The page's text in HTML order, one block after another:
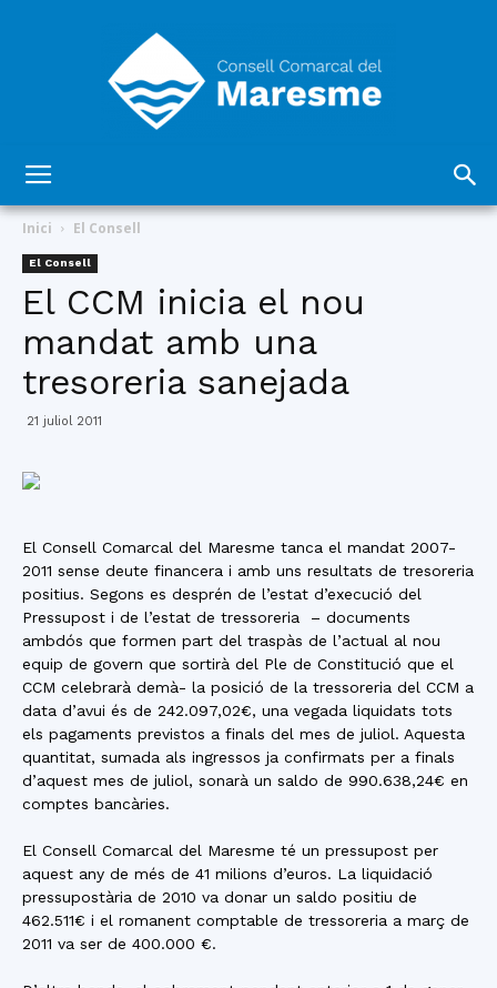
Comarcal
del
Inici El Consell
El Consell
El CCM inicia el nou
mandat amb una
tresoreria sanejada
21 juliol 2011
El Consell Comarcal del Maresme tanca el mandat 2007-
2011 sense deute financera i amb uns resultats de tresoreria
positius. Segons es desprén de l’estat d’execució del
Pressupost i de l’estat de tressoreria – documents
ambdós que formen part del traspàs de l’actual al nou
equip de govern que sortirà del Ple de Constitució que el
CCM celebrarà demà- la posició de la tressoreria del CCM a
data d’avui és de 242.097,02€, una vegada liquidats tots
els pagaments previstos a finals del mes de juliol. Aquesta
quantitat, sumada als ingressos ja confirmats per a finals
d’aquest mes de juliol, sonarà un saldo de 990.638,24€ en
comptes bancàries.
El Consell Comarcal del Maresme té un pressupost per
aquest any de més de 41 milions d’euros. La liquidació
pressupostària de 2010 va donar un saldo positiu de
462.511€ i el romanent comptable de tressoreria a març de
2011 va ser de 400.000 €.